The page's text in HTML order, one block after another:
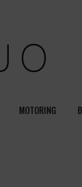
MOTORING